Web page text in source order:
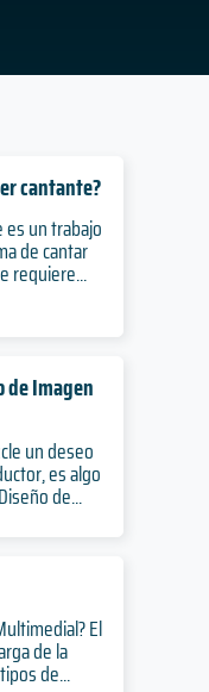
cantante?
un trabajo
de cantar
requiere...
de Imagen
un deseo
es algo
de...
El
de la
de...